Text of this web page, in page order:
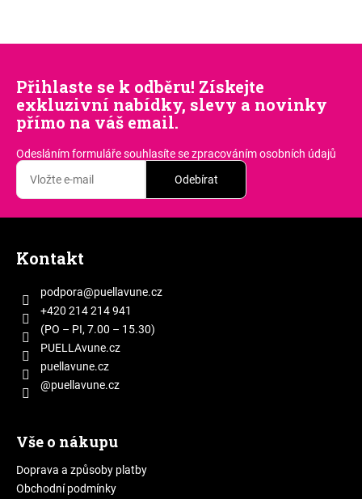
Přihlaste se k odběru! Získejte
exkluzivní nabídky, slevy a novinky
přímo na váš email.
Odesláním formuláře souhlasítese zpracováním osobních údajů
Odebírat
Kontakt
podpora@puellavune.cz
+420 214 214 941
(PO – PI, 7.00 – 15.30)
PUELLAvune.cz
puellavune.cz
@puellavune.cz
Vše o nákupu
Doprava a způsoby platby
Obchodní podmínky